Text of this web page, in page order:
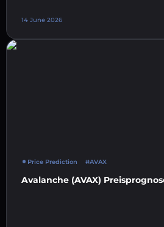
14 June 2026
Price Prediction #AVAX
Avalanche (AVAX)